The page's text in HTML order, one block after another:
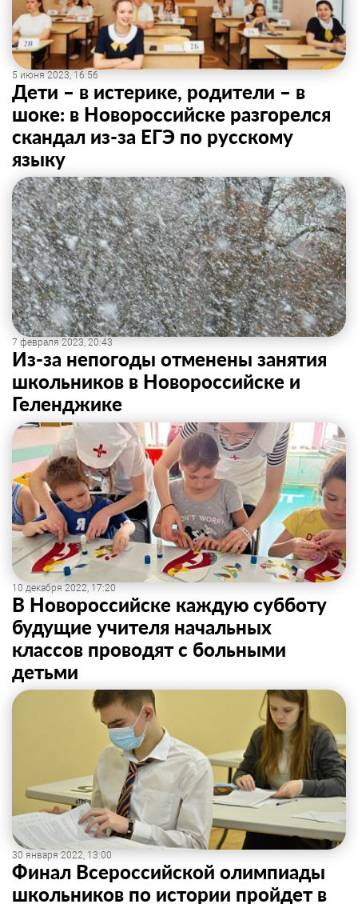
5 июня 2023, 16:56
Дети – в истерике, родители – в
шоке: в Новороссийске разгорелся
скандал из-за ЕГЭ по русскому
языку
7 февраля 2023, 20:43
Из-за непогоды отменены занятия
школьников в Новороссийске и
Геленджике
10 декабря 2022, 17:20
В Новороссийске каждую субботу
будущие учителя начальных
классов проводят с больными
детьми
30 января 2022, 13:00
Финал Всероссийской олимпиады
школьников по истории пройдет в